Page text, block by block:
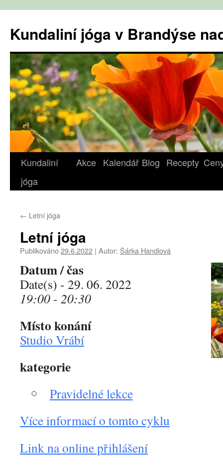
obsahu
webu
Kundaliní jóga v Brandýse
Kundaliní
jóga
Akce Kalendář Blog Recepty
← Letní jóga
Letní jóga
Publikováno29.6.2022 | Autor: Šárka Handlová
Datum / čas
Date(s) - 29. 06. 2022
19:00 - 20:30
Místo konání
Studio Vrábí
kategorie
Pravidelné lekce
Více informací o tomto cyklu
Link na online přihlášení